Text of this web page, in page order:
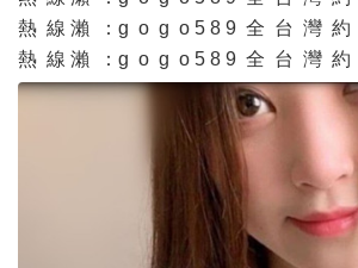
熱 線 瀨 ：g o g o 5 8 9 全 台 灣 約
熱 線 瀨 ：g o g o 5 8 9 全 台 灣 約